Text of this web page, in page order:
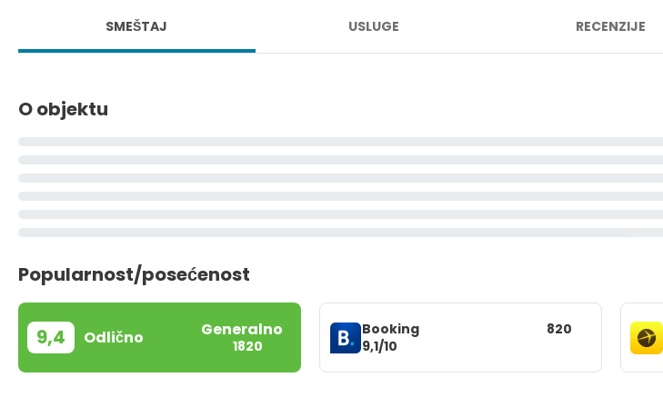
SMEŠTAJ USLUGE RECENZIJE
O objektu
Popularnost/posećenost
9,4 Odlično Generalno
1820
Booking
9,1/10
820